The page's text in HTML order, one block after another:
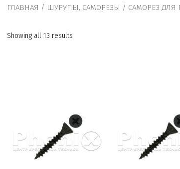
ГЛАВНАЯ / ШУРУПЫ, САМОРЕЗЫ / САМОРЕЗ ДЛЯ
Showing all 13 results